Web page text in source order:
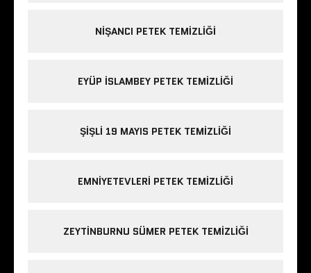
NIŞANCI PETEK TEMIZLIĞI
EYÜP ISLAMBEY PETEK TEMIZLIĞI
ŞIŞLI 19 MAYIS PETEK TEMIZLIĞI
EMNIYETEVLERI PETEK TEMIZLIĞI
ZEYTINBURNU SÜMER PETEK TEMIZLIĞI